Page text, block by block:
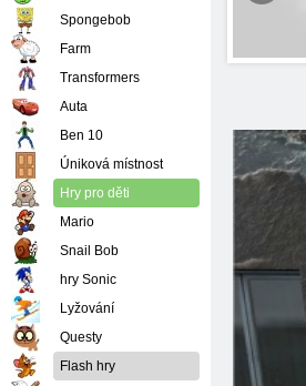
Spongebob
Farm
Transformers
Auta
Ben 10
Úniková místnost
Hry pro děti
Mario
Snail Bob
hry Sonic
Lyžování
Questy
Flash hry